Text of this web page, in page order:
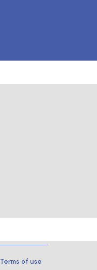
Terms of use